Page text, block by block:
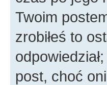
Twoim
zrobiłeś to
post, choć